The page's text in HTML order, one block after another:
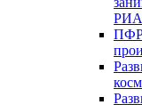
РИА
ПФР